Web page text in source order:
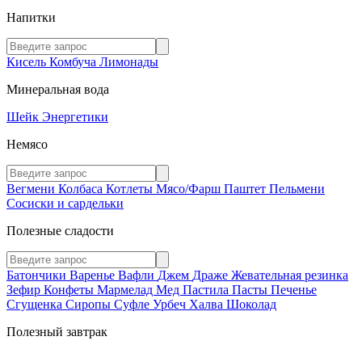
Напитки
Кисель Комбуча Лимонады
Минеральная вода
Шейк Энергетики
Немясо
Вегмени Колбаса Котлеты Мясо/Фарш Паштет Пельмени
Сосиски и сардельки
Полезные сладости
Батончики Варенье Вафли Джем Драже Жевательная резинка
Зефир Конфеты Мармелад Мед Пастила Пасты Печенье
Сгущенка Сиропы Суфле Урбеч Халва Шоколад
Полезный завтрак